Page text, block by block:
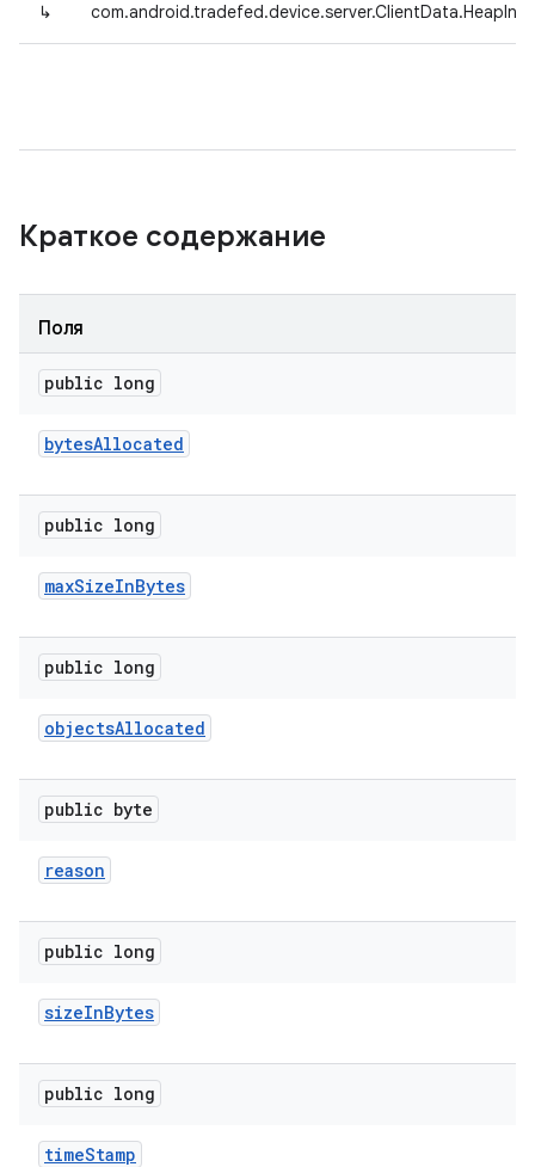
↳ com.android.tradefed.device.server.ClientData.HeapInfo
Краткое содержание
Поля
public long
bytesAllocated
public long
maxSizeInBytes
public long
objectsAllocated
public byte
reason
public long
sizeInBytes
public long
timeStamp